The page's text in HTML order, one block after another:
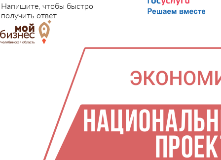
Напишите, чтобы быстро
получить ответ